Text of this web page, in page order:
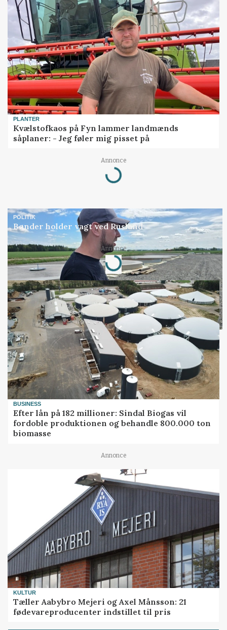
PLANTER
Kvælstofkaos på Fyn lammer landmænds
såplaner: - Jeg føler mig pisset på
Annonce
Loading...
POLITIK
Bønder holder vagt ved Rusland
Annonce
Loading...
BUSINESS
Efter lån på 182 millioner: Sindal Biogas vil
fordoble produktionen og behandle 800.000 ton
biomasse
Annonce
KULTUR
Tæller Aabybro Mejeri og Axel Månsson: 21
fødevareproducenter indstillet til pris